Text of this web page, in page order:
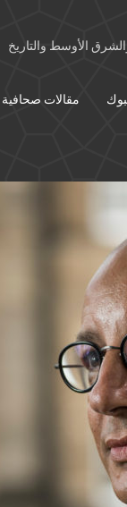
الأوسط والتاريخ
مقالات صحافية